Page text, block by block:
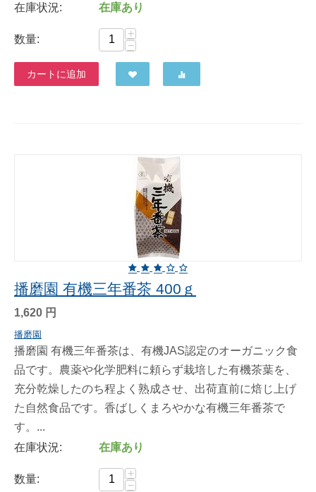
在庫状況:
在庫あり
数量:
+
−
カートに追加
播磨園 有機三年番茶 400ｇ
1,620 円
播磨園
播磨園 有機三年番茶は、有機JAS認定のオーガニック食
品です。農薬や化学肥料に頼らず栽培した有機茶葉を、
充分乾燥したのち程よく熟成させ、出荷直前に焙じ上げ
た自然食品です。香ばしくまろやかな有機三年番茶で
す。...
在庫状況:
在庫あり
数量:
+
−